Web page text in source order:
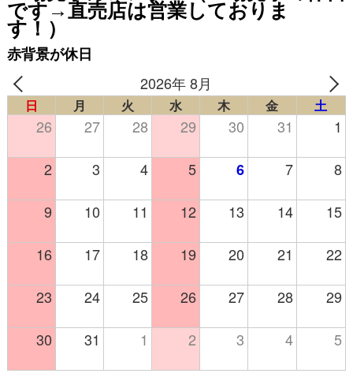
です→直売店は営業しておりま
す！）
赤背景が休日
2026年 8月
日 月 火 水 木 金 土
26 27 28 29 30 31 1
2 3 4 5 6 7 8
9 10 11 12 13 14 15
16 17 18 19 20 21 22
23 24 25 26 27 28 29
30 31 1 2 3 4 5